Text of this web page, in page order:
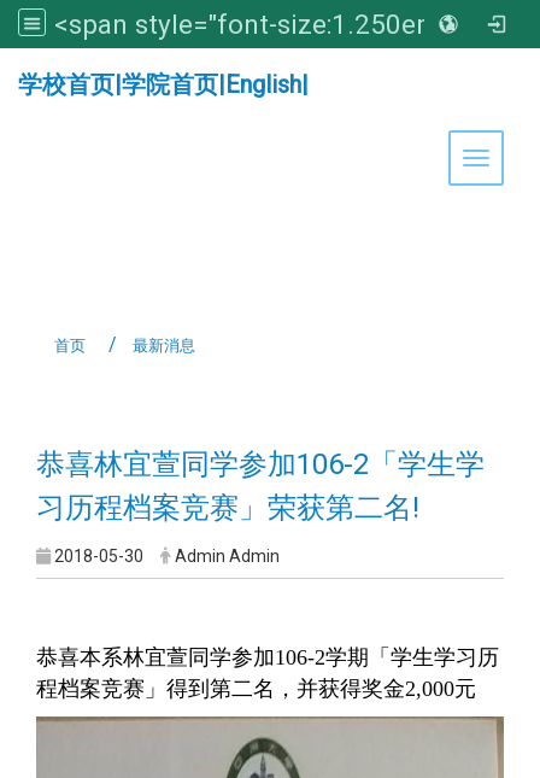
<span style="font-size:1.250em;"><strong>亚洲大学医学暨健康学院</strong></span>
学校首页|学院首页|English|
Toggle
首页 最新消息
恭喜林宜萱同学参加106-2「学生学
习历程档案竞赛」荣获第二名!
2018-05-30 Admin Admin
恭喜本系林宜萱同学参加106-2学期「学生学习历
程档案竞赛」得到第二名，并获得奖金2,000元